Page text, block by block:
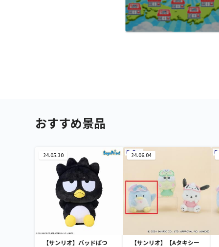
おすすめ景品
24.05.30
【サンリオ】バッドばつ
24.06.04
【サンリオ】【Aタキシー